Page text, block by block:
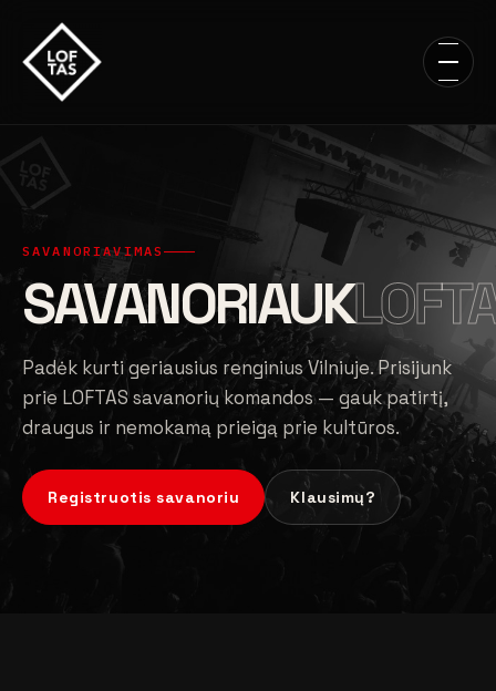
SAVANORIAVIMAS
SAVANORIAUK
Padėk kurti geriausius renginius Vilniuje. Prisijunk
prie LOFTAS savanorių komandos — gauk patirtį,
draugus ir nemokamą prieigą prie kultūros.
Registruotis savanoriu Klausimų?